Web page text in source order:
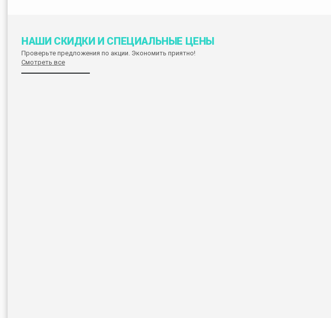
НАШИ СКИДКИ И СПЕЦИАЛЬНЫЕ ЦЕНЫ
Проверьте предложения по акции. Экономить приятно!
Смотреть все